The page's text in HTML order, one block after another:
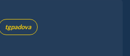
tgpadova